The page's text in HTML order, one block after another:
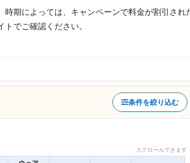
期によっては、キャンペーンで料金が割引され
でご確認ください。
条件を絞り込む
スクロールできま